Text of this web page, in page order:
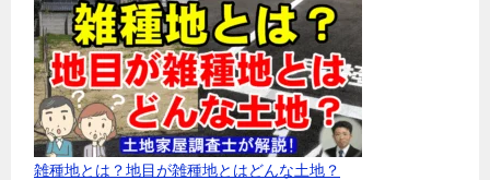
雑種地とは？地目が雑種地とはどんな土地？